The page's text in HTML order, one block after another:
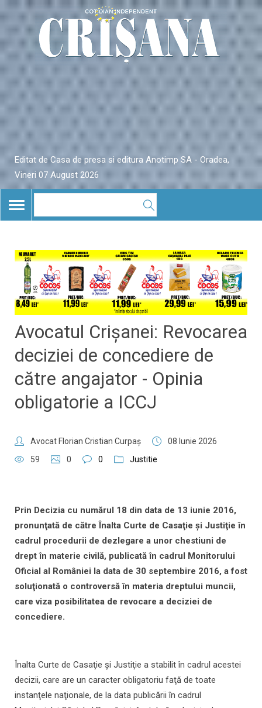
Editat de Casa de presa si editura Anotimp SA - Oradea,
Vineri 07 August 2026
TOGGLE
NAVIGATION
Avocatul Crișanei: Revocarea
deciziei de concediere de
către angajator - Opinia
obligatorie a ICCJ
Avocat Florian Cristian Curpaş
08 Iunie 2026
59
0 0 Justitie
Prin Decizia cu numărul 18 din data de 13 iunie 2016,
pronunţată de către Înalta Curte de Casaţie şi Justiţie în
cadrul procedurii de dezlegare a unor chestiuni de
drept în materie civilă, publicată în cadrul Monitorului
Oficial al României la data de 30 septembire 2016, a fost
soluţionată o controversă în materia dreptului muncii,
care viza posibilitatea de revocare a deciziei de
concediere.
Înalta Curte de Casaţie şi Justiţie a stabilit în cadrul acestei
decizii, care are un caracter obligatoriu faţă de toate
instanţele naţionale, de la data publicării în cadrul